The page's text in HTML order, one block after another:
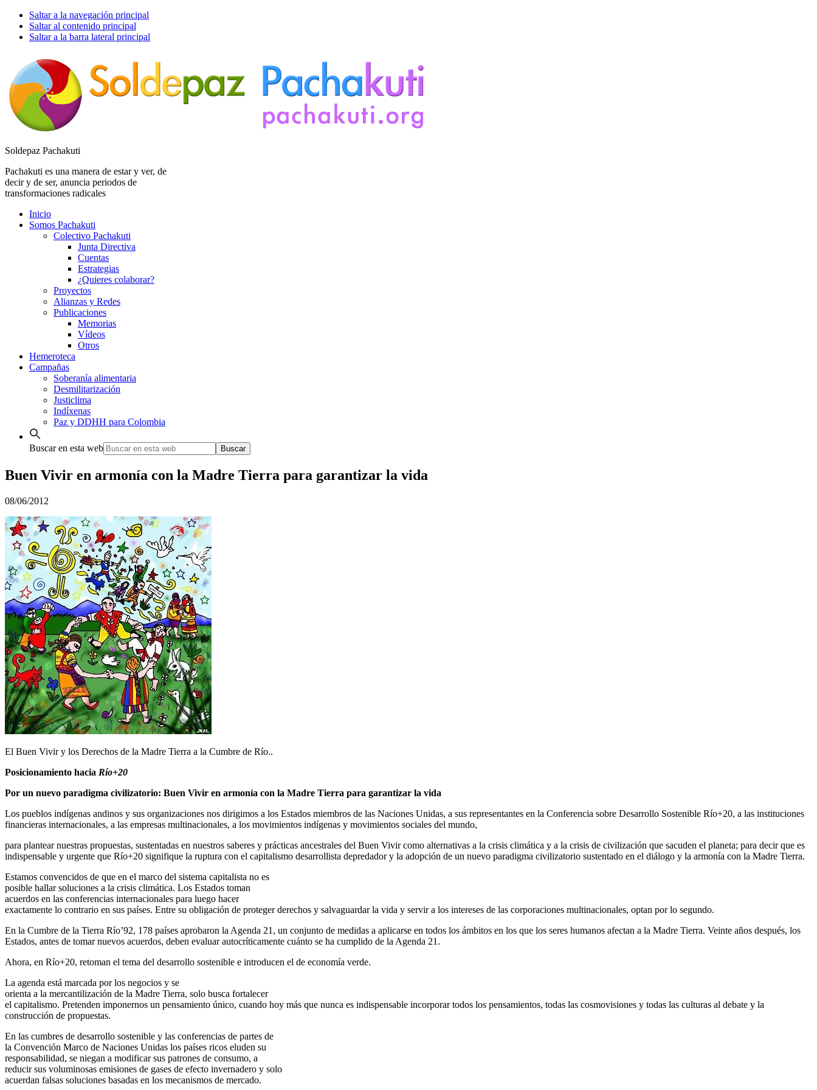
Saltar a la navegación principal
Saltar al contenido principal
Saltar a la barra lateral principal
Soldepaz Pachakuti
Pachakuti es una manera de estar y ver, de
decir y de ser, anuncia periodos de
transformaciones radicales
Inicio
Somos Pachakuti
Colectivo Pachakuti
Junta Directiva
Cuentas
Estrategias
¿Quieres colaborar?
Proyectos
Alianzas y Redes
Publicaciones
Memorias
Vídeos
Otros
Hemeroteca
Campañas
Soberanía alimentaria
Desmilitarización
Justiclima
Indíxenas
Paz y DDHH para Colombia
Buscar en esta web
Buen Vivir en armonía con la Madre Tierra para garantizar la vida
08/06/2012
El Buen Vivir y los Derechos de la Madre Tierra a la Cumbre de Río..
Posicionamiento hacia Río+20
Por un nuevo paradigma civilizatorio: Buen Vivir en armonía con la Madre Tierra para garantizar la vida
Los pueblos indígenas andinos y sus organizaciones nos dirigimos a los Estados miembros de las Naciones Unidas, a sus representantes en la Conferencia sobre Desarrollo Sostenible Río+20, a las instituciones
financieras internacionales, a las empresas multinacionales, a los movimientos indígenas y movimientos sociales del mundo,
para plantear nuestras propuestas, sustentadas en nuestros saberes y prácticas ancestrales del Buen Vivir como alternativas a la crisis climática y a la crisis de civilización que sacuden el planeta; para decir que es
indispensable y urgente que Río+20 signifique la ruptura con el capitalismo desarrollista depredador y la adopción de un nuevo paradigma civilizatorio sustentado en el diálogo y la armonía con la Madre Tierra.
Estamos convencidos de que en el marco del sistema capitalista no es
posible hallar soluciones a la crisis climática. Los Estados toman
acuerdos en las conferencias internacionales para luego hacer
exactamente lo contrario en sus países. Entre su obligación de proteger derechos y salvaguardar la vida y servir a los intereses de las corporaciones multinacionales, optan por lo segundo.
En la Cumbre de la Tierra Río’92, 178 países aprobaron la Agenda 21, un conjunto de medidas a aplicarse en todos los ámbitos en los que los seres humanos afectan a la Madre Tierra. Veinte años después, los
Estados, antes de tomar nuevos acuerdos, deben evaluar autocríticamente cuánto se ha cumplido de la Agenda 21.
Ahora, en Río+20, retoman el tema del desarrollo sostenible e introducen el de economía verde.
La agenda está marcada por los negocios y se
orienta a la mercantilización de la Madre Tierra, solo busca fortalecer
el capitalismo. Pretenden imponernos un pensamiento único, cuando hoy más que nunca es indispensable incorporar todos los pensamientos, todas las cosmovisiones y todas las culturas al debate y la
construcción de propuestas.
En las cumbres de desarrollo sostenible y las conferencias de partes de
la Convención Marco de Naciones Unidas los países ricos eluden su
responsabilidad, se niegan a modificar sus patrones de consumo, a
reducir sus voluminosas emisiones de gases de efecto invernadero y solo
acuerdan falsas soluciones basadas en los mecanismos de mercado.